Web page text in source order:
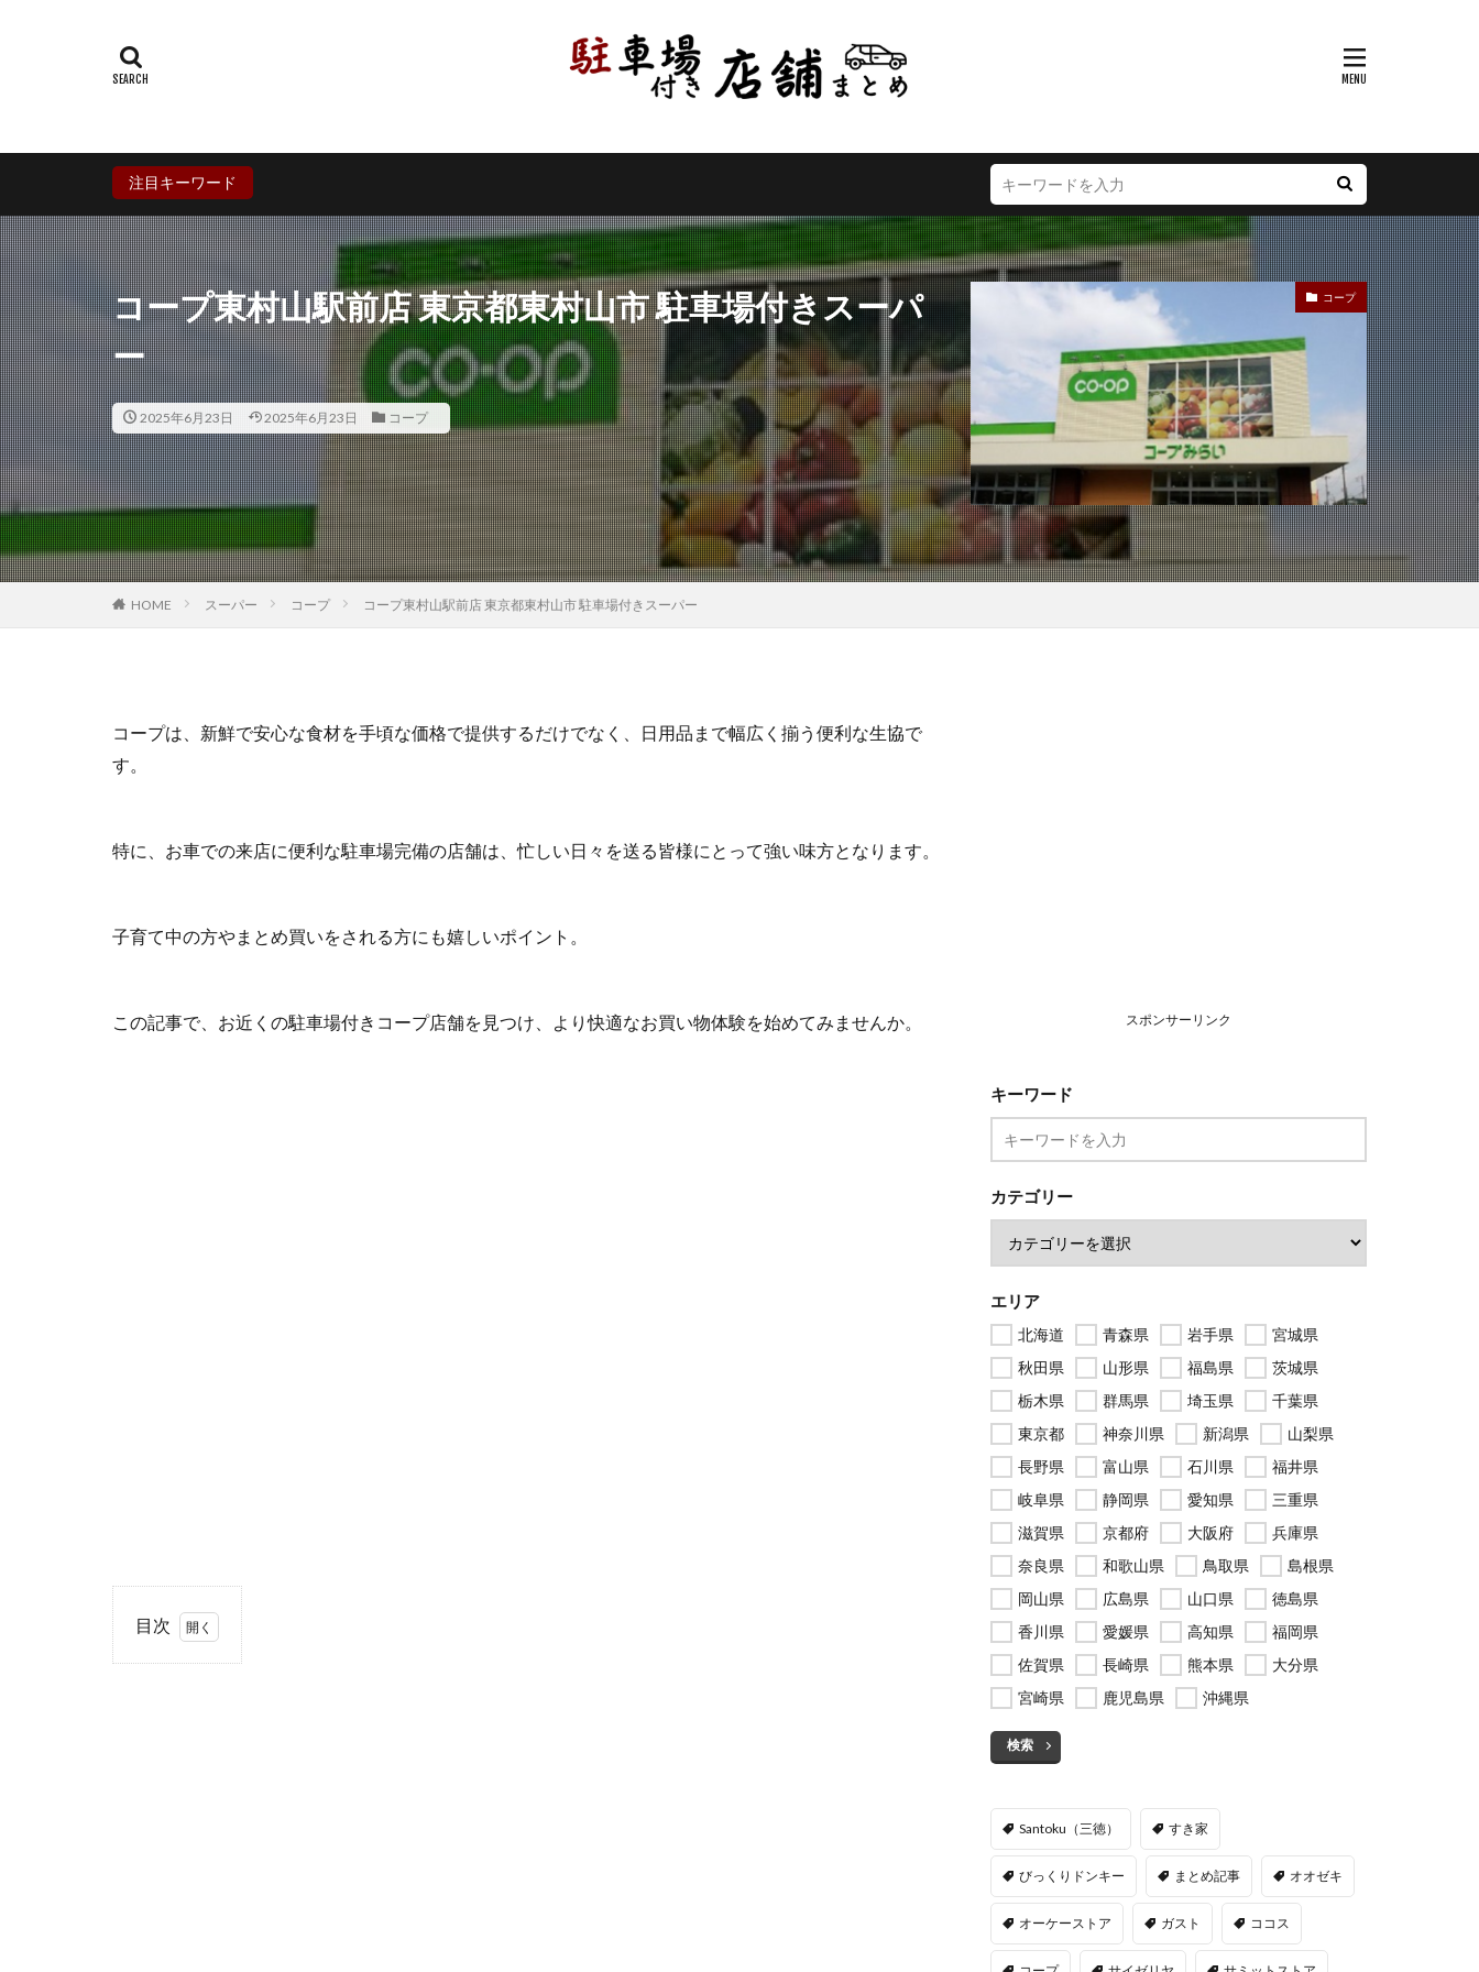
注目キーワード
コープ東村山駅前店 東京都東村山市 駐車場付きスーパ
ー
2025年6月23日 2025年6月23日 コープ
コープ
HOME スーパー コープ コープ東村山駅前店 東京都東村山市 駐車場付きスーパー
コープは、新鮮で安心な食材を手頃な価格で提供するだけでなく、日用品まで幅広く揃う便利な生協で
す。
特に、お車での来店に便利な駐車場完備の店舗は、忙しい日々を送る皆様にとって強い味方となります。
子育て中の方やまとめ買いをされる方にも嬉しいポイント。
この記事で、お近くの駐車場付きコープ店舗を見つけ、より快適なお買い物体験を始めてみませんか。
目次
スポンサーリンク
キーワード
カテゴリー
エリア
北海道 青森県 岩手県
宮城県
秋田県
山形県 福島県
茨城県
栃木県
群馬県 埼玉県
千葉県
東京都
神奈川県 新潟県
山梨県
長野県
富山県 石川県
福井県
岐阜県
静岡県 愛知県
三重県
滋賀県
京都府 大阪府
兵庫県
奈良県
和歌山県 鳥取県
島根県
岡山県
広島県 山口県
徳島県
香川県
愛媛県 高知県
福岡県
佐賀県
長崎県 熊本県
大分県
宮崎県
鹿児島県 沖縄県
検索
Santoku（三徳） すき家
びっくりドンキー まとめ記事 オオゼキ
オーケーストア ガスト ココス
岐阜県 静岡県 愛知県 三重県 滋賀県
鳥取県 島根県 岡山県 広島県
鹿児島県
沖縄県
検索